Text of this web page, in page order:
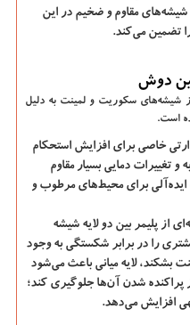
شیشه‌های مقاوم و ضخیم در این
تضمین می‌کند.
دوش
شیشه‌های سکوریت و لمینت به دلیل
است.
خاصی برای افزایش استحکام
و تغییرات دمایی بسیار مقاوم
ایده‌آلی برای محیط‌های مرطوب و
از پلیمر بین دو لایه شیشه
را در برابر شکستگی به وجود
بشکند، لایه میانی باعث می‌شود
شدن آن‌ها جلوگیری کند؛
افزایش می‌دهد.